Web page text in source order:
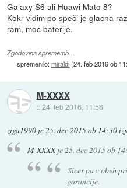
Galaxy S6 ali Huawi Mato 8?
Kokr vidim po speči je glacna
ram, moc baterije.
Zgodovina sprememb…
spremenilo:miraldi(24. feb 2016 ob
M-XXXX
::24. feb 2016, 11:56
ziga1990 je25. dec 2015 ob 14:30
M-XXXXje 25. dec 2015 ob
Sicer pa v obeh
garancije.